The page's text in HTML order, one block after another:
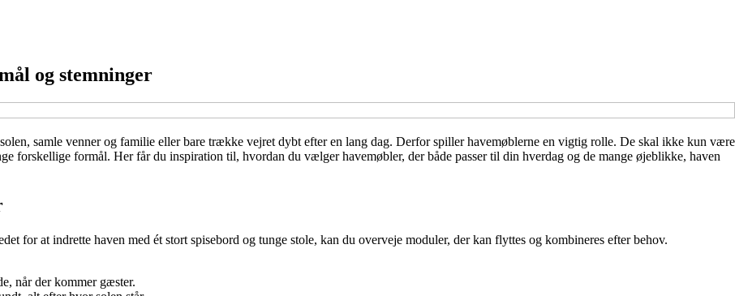
og stemninger
samle venner og familie eller bare trække vejret dybt efter en lang dag. Derfor spiller havemøblerne en vigtig rolle. De skal ikke kun være
forskellige formål. Her får du inspiration til, hvordan du vælger havemøbler, der både passer til din hverdag og de mange øjeblikke, haven
for at indrette haven med ét stort spisebord og tunge stole, kan du overveje moduler, der kan flyttes og kombineres efter behov.
når der kommer gæster.